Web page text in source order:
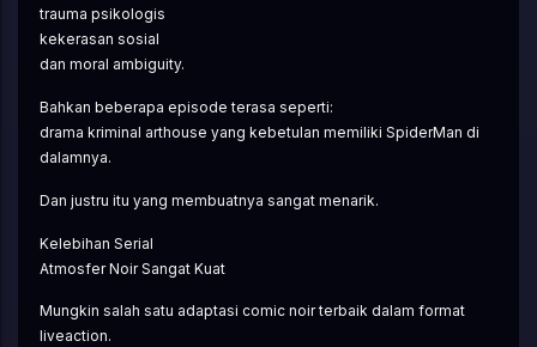
trauma psikologis
kekerasan sosial
dan moral ambiguity.
Bahkan beberapa episode terasa seperti:
drama kriminal arthouse yang kebetulan memiliki SpiderMan di
dalamnya.
Dan justru itu yang membuatnya sangat menarik.
Kelebihan Serial
Atmosfer Noir Sangat Kuat
Mungkin salah satu adaptasi comic noir terbaik dalam format
liveaction.